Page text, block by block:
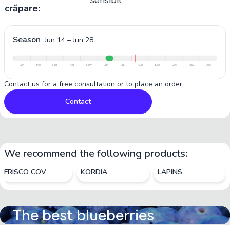
crăpare:
Season Jun 14 –Jun 28
Jan Feb Mar Apr May Jun Jul Aug Sep Oct Nov Dec
Contact us for a free consultation or to place an order.
Contact
We recommend the following products:
FRISCO COV KORDIA LAPINS
The best blueberries